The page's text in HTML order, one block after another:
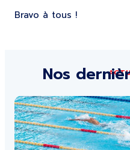
Bravo à tous !
Nos